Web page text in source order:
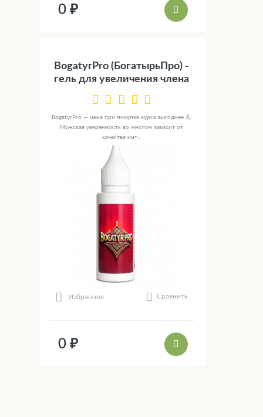
0 ₽
BogatyrPro (БогатырьПро) -
гель для увеличения члена
BogatyrPro — цена при покупке курса выгоднее 💪
Мужская уверенность во многом зависит от
качества инт...
Избранное Сравнить
0 ₽